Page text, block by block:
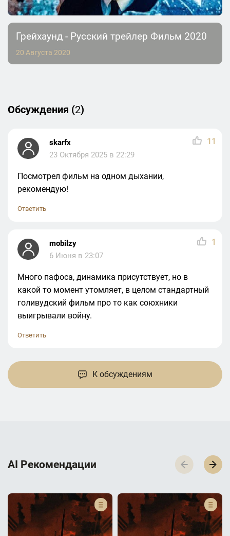
Грейхаунд - Русский трейлер Фильм 2020
20 Августа 2020
Обсуждения (2)
skarfx
23 Октября 2025 в 22:29
Посмотрел фильм на одном дыхании,
рекомендую!
Ответить
11
mobilzy
6 Июня в 23:07
Много пафоса, динамика присутствует, но в
какой то момент утомляет, в целом стандартный
голивудский фильм про то как союхники
выигрывали войну.
Ответить
1
К обсуждениям
AI Р­е­к­о­м­е­н­д­а­ц­и­и